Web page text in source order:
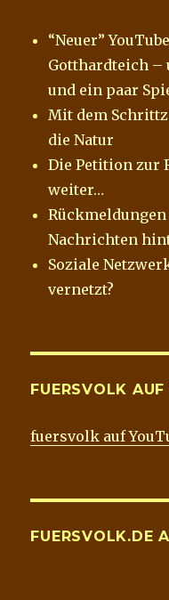
“Neuer”
Gotthardteich –
und ein paar
Mit dem
die Natur
Die Petition zur
weiter…
Nachrichten
Soziale
vernetzt?
FUERSVOLK
fuersvolk auf
FUERSVOLK.DE